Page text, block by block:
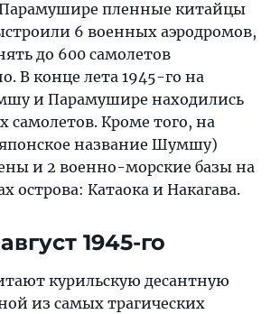
пленные китайцы
6 военных аэродромов,
до 600 самолетов
В конце лета 1945-го на
и Парамушире находились
самолетов. Кроме того, на
название Шумшу)
и 2 военно-морские базы на
острова: Катаока и Накагава.
1945-го
курильскую десантную
из самых трагических